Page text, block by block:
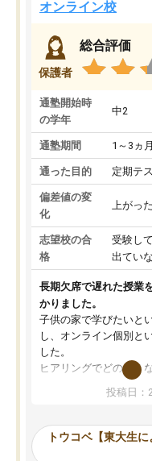
オンライン校
保護者
総合評価
通塾開始時
の学年
中2
通塾期間 1～3ヵ月
通った目的 定期テ
偏差値の変
化
上がった
志望校の合
格
受験し
出てい
長期欠席で遅れた授業
かりました。
子供の家で学びたいと
し、オンライン個別と
した。
ヒアリングでどのよう
か、オプションは付帯
事が出来ました。
ーティングを行い、そ
投稿日：
トウコベ【東大生